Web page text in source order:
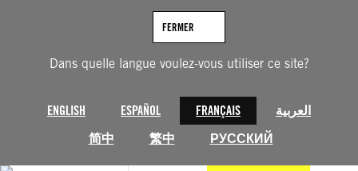
Dans quelle langue voulez-vous utiliser ce site?
ENGLISH ESPAÑOL FRANÇAIS
العربية
简中
繁中 РУССКИЙ
FERMER